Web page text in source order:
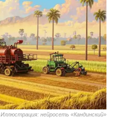
Иллюстрация: нейросеть «Кандинский»